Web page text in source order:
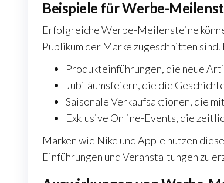
Beispiele für Werbe-
Erfolgreiche Werbe-Meilensteine
Publikum der Marke zugeschnitten
Produkteinführungen, die neue
Jubiläumsfeiern, die die
Saisonale Verkaufsaktionen, die
Exklusive Online-Events, die
Marken wie Nike und Apple nutzen
Einführungen und Veranstaltungen zu